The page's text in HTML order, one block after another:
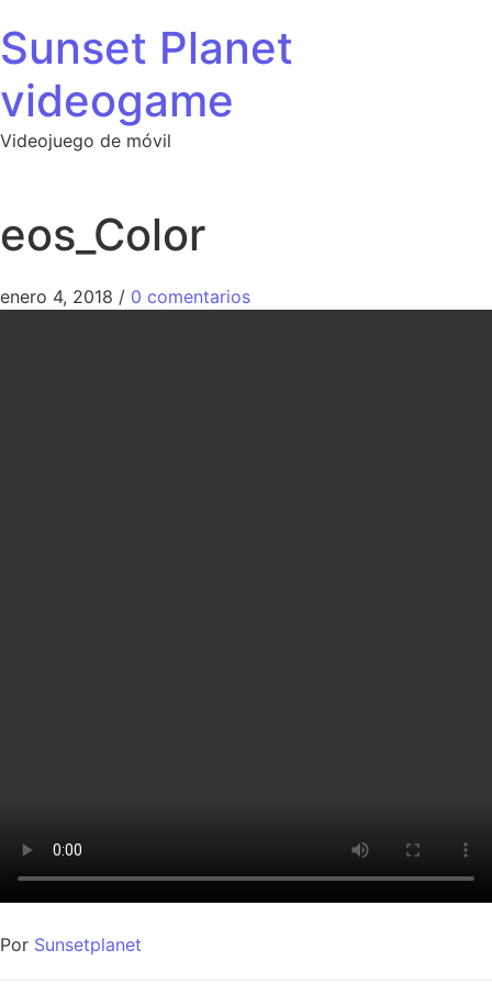
Sunset Planet
videogame
Videojuego de móvil
eos_Color
enero 4, 2018 / 0 comentarios
Por Sunsetplanet